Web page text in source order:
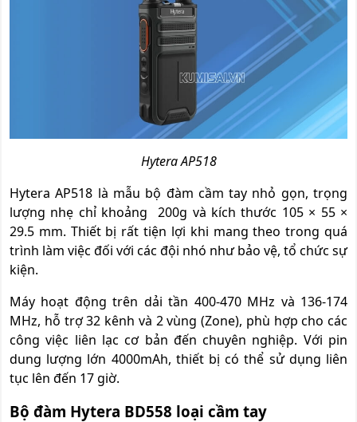
Hytera AP518
Hytera AP518 là mẫu bộ đàm cầm tay nhỏ gọn, trọng
lượng nhẹ chỉ khoảng 200g và kích thước 105 × 55 ×
29.5 mm. Thiết bị rất tiện lợi khi mang theo trong quá
trình làm việc đối với các đội nhó như bảo vệ, tổ chức sự
kiện.
Máy hoạt động trên dải tần 400-470 MHz và 136-174
MHz, hỗ trợ 32 kênh và 2 vùng (Zone), phù hợp cho các
công việc liên lạc cơ bản đến chuyên nghiệp. Với pin
dung lượng lớn 4000mAh, thiết bị có thể sử dụng liên
tục lên đến 17 giờ.
Bộ đàm Hytera BD558 loại cầm tay